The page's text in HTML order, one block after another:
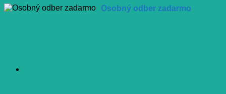
Osobný odber zadarmo